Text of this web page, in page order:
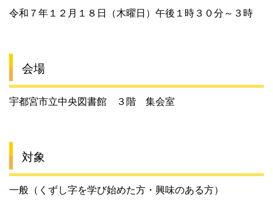
令和７年１２月１８日（木曜日）午後１時３０分～３時
会場
宇都宮市立中央図書館 ３階 集会室
対象
一般（くずし字を学び始めた方・興味のある方）